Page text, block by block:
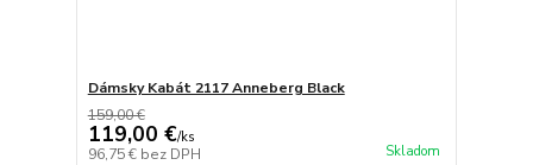
Dámsky Kabát 2117 Anneberg Black
159,00 €
119,00 €/ks
96,75 € bez DPH Skladom